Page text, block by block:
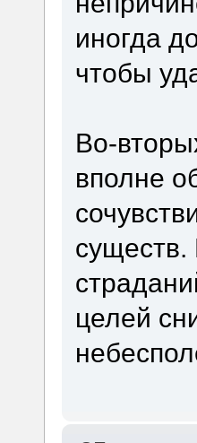
иногда
чтобы
Во-
вполне
целей